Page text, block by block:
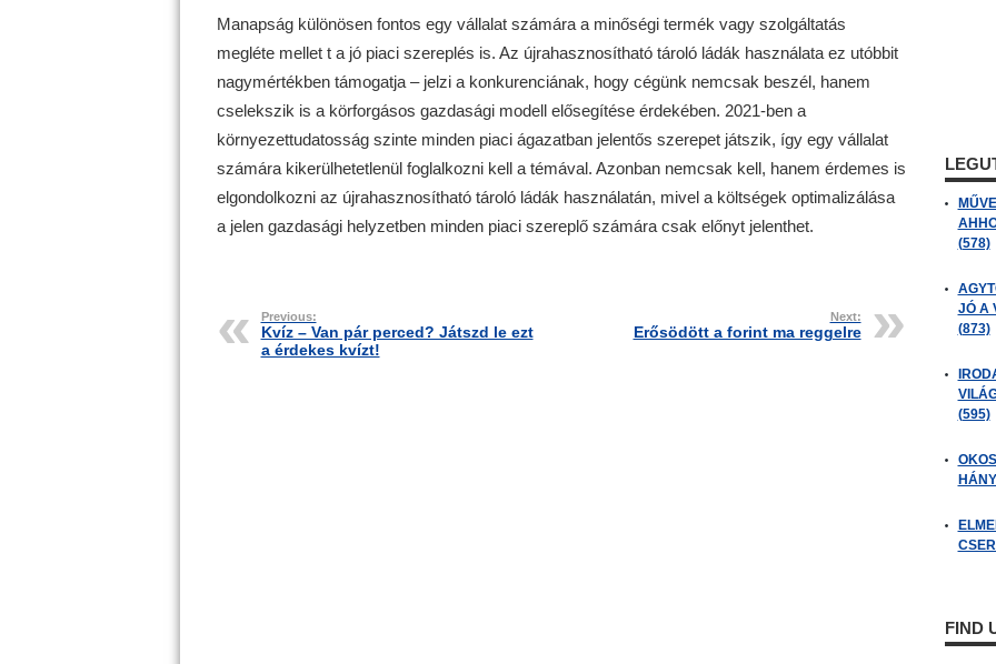
Manapság különösen fontos egy vállalat számára a minőségi termék vagy szolgáltatás
megléte mellet t a jó piaci szereplés is. Az újrahasznosítható tároló ládák használata ez utóbbit
nagymértékben támogatja – jelzi a konkurenciának, hogy cégünk nemcsak beszél, hanem
cselekszik is a körforgásos gazdasági modell elősegítése érdekében. 2021-ben a
környezettudatosság szinte minden piaci ágazatban jelentős szerepet játszik, így egy vállalat
számára kikerülhetetlenül foglalkozni kell a témával. Azonban nemcsak kell, hanem érdemes is
elgondolkozni az újrahasznosítható tároló ládák használatán, mivel a költségek optimalizálása
a jelen gazdasági helyzetben minden piaci szereplő számára csak előnyt jelenthet.
Previous:
Kvíz – Van pár perced? Játszd le ezt
a érdekes kvízt!
Next:
Erősödött a forint ma reggelre
(578)
JÓ A
(873)
(595)
FIND